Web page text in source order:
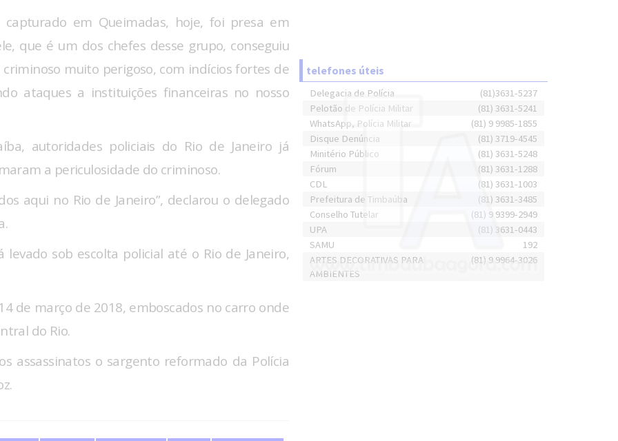
em Queimadas, hoje, foi presa em
que é um dos chefes desse grupo, conseguiu
muito perigoso, com indícios fortes de
ataques a instituições financeiras no nosso
autoridades policiais do Rio de Janeiro já
a periculosidade do criminoso.
aqui no Rio de Janeiro”, declarou o delegado
sob escolta policial até o Rio de Janeiro,
de março de 2018, emboscados no carro onde
do Rio.
assassinatos o sargento reformado da Polícia
telefones úteis
Delegacia de Polícia
(81)3631-5237
Pelotão de Polícia Militar
(81) 3631-5241
WhatsApp, Polícia Militar
(81) 9 9985-1855
Disque Denúncia
(81) 3719-4545
Minitério Público
(81) 3631-5248
Fórum
(81) 3631-1288
CDL
(81) 3631-1003
Prefeitura de Timbaúba
(81) 3631-3485
Conselho Tutelar
(81) 9 9399-2949
UPA
(81) 3631-0443
SAMU
192
ARTES DECORATIVAS PARA
AMBIENTES
(81) 9 9964-3026